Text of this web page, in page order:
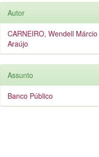
Autor
CARNEIRO, Wendell Márcio
Araújo
Assunto
Banco Público